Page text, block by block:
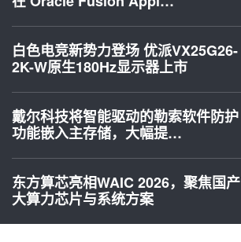
白色电竞新势力登场 优派VX25G26-
2K-W原生180Hz显示器上市
戴尔科技将智能驱动的勒索软件防护
功能嵌入主存储，大幅提…
东方算芯亮相WAIC 2026，聚焦国产
大算力芯片与系统方案